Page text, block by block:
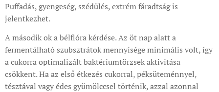
Puffadás, gyengeség, szédülés, extrém fáradtság is
jelentkezhet.
A második ok a bélflóra kérdése. Az öt nap alatt a
fermentálható szubsztrátok mennyisége minimális volt, így
a cukorra optimalizált baktériumtörzsek aktivitása
csökkent. Ha az első étkezés cukorral, péksüteménnyel,
tésztával vagy édes gyümölccsel történik, azzal azonnal